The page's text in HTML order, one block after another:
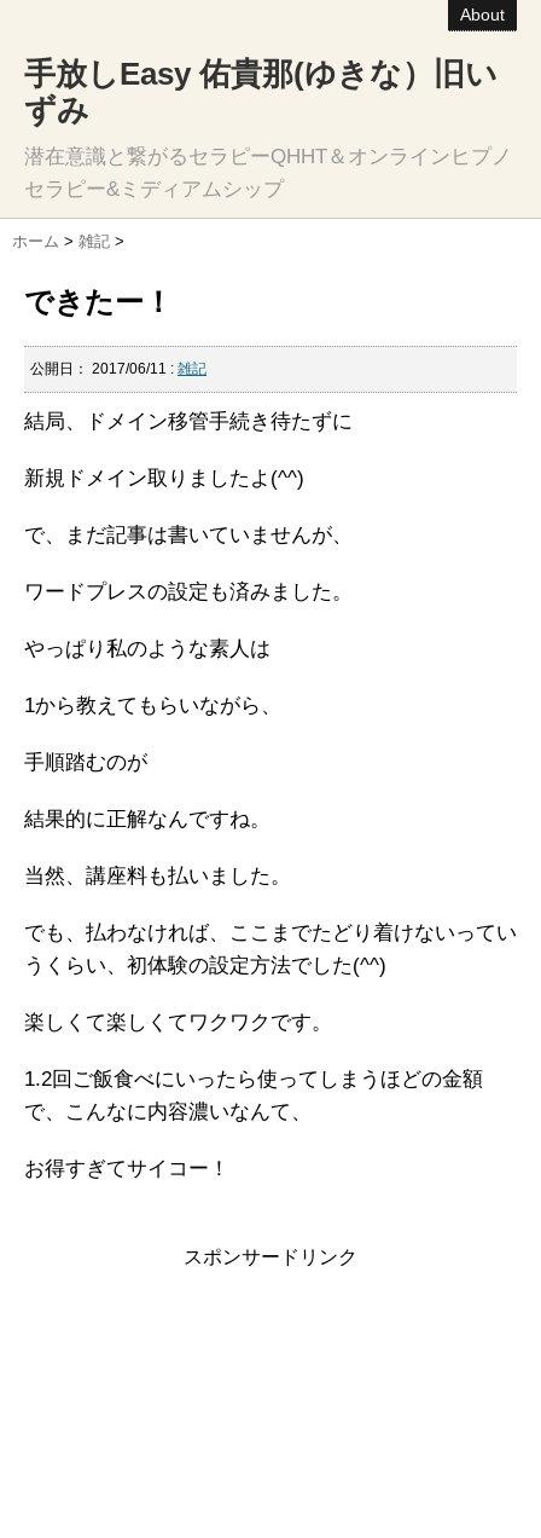
About
手放しEasy 佑貴那(ゆきな）旧い
ずみ
潜在意識と繋がるセラピーQHHT＆オンラインヒプノ
セラピー&ミディアムシップ
ホーム > 雑記 >
できたー！
公開日： 2017/06/11 : 雑記
結局、ドメイン移管手続き待たずに
新規ドメイン取りましたよ(^^)
で、まだ記事は書いていませんが、
ワードプレスの設定も済みました。
やっぱり私のような素人は
1から教えてもらいながら、
手順踏むのが
結果的に正解なんですね。
当然、講座料も払いました。
でも、払わなければ、ここまでたどり着けないってい
うくらい、初体験の設定方法でした(^^)
楽しくて楽しくてワクワクです。
1.2回ご飯食べにいったら使ってしまうほどの金額
で、こんなに内容濃いなんて、
お得すぎてサイコー！
スポンサードリンク